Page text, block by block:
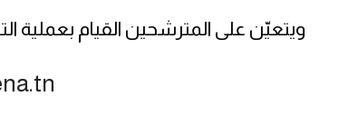
ويتعيّن على المترشحين القيام بعملية